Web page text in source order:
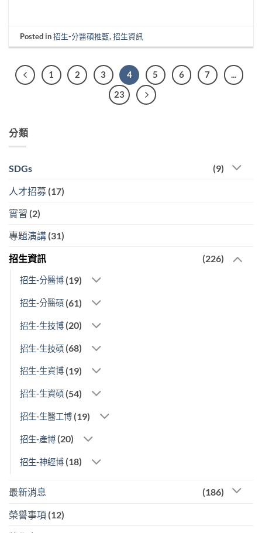
Posted in招生-分醫碩推甄,招生資訊
1 2 3 4 5 6 7
...
23
分類
SDGs (9)
人才招募 (17)
實習 (2)
專題演講 (31)
招生資訊 (226)
招生-分醫博 (19)
招生-分醫碩 (61)
招生-生技博 (20)
招生-生技碩 (68)
招生-生資博 (19)
招生-生資碩 (54)
招生-生醫工博 (19)
招生-產博 (20)
招生-神經博 (18)
最新消息 (186)
榮譽事項 (12)